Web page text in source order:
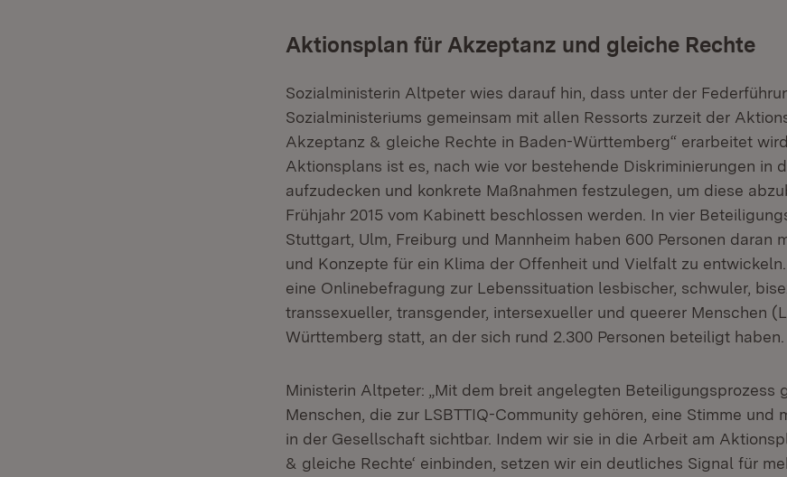
Aktionsplan für Akzeptanz und gleiche Rechte
Sozialministerin Altpeter wies darauf hin, dass unter der
Sozialministeriums gemeinsam mit allen Ressorts zurzeit der
Akzeptanz & gleiche Rechte in Baden-Württemberg“ erarbeitet
Aktionsplans ist es, nach wie vor bestehende Diskriminierungen in
aufzudecken und konkrete Maßnahmen festzulegen, um diese
Frühjahr 2015 vom Kabinett beschlossen werden. In vier
Stuttgart, Ulm, Freiburg und Mannheim haben 600 Personen daran
und Konzepte für ein Klima der Offenheit und Vielfalt zu
eine Onlinebefragung zur Lebenssituation lesbischer, schwuler,
transsexueller, transgender, intersexueller und queerer Menschen
Württemberg statt, an der sich rund 2.300 Personen beteiligt haben.
Ministerin Altpeter: „Mit dem breit angelegten Beteiligungsprozess
Menschen, die zur LSBTTIQ-Community gehören, eine Stimme und
in der Gesellschaft sichtbar. Indem wir sie in die Arbeit am
& gleiche Rechte‘ einbinden, setzen wir ein deutliches Signal für